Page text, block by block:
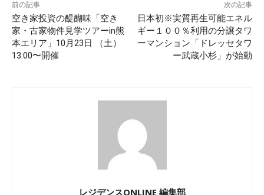
前の記事
空き家投資の醍醐味「空き
家・古家物件見学ツアーin熊
本エリア」10月23日 （土）
13:00〜開催
次の記事
日本初※実質再生可能エネル
ギー１００％利用の分譲タワ
ーマンション「ドレッセタワ
ー武蔵小杉」が始動
レジデンスONLINE 編集部